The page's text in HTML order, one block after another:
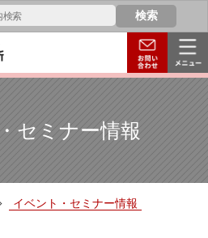
セミナー情報
イベント・セミナー情報